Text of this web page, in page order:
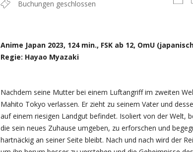
Buchungen geschlossen
Anime Japan 2023, 124 min., FSK ab 12, OmU
Regie: Hayao Myazaki
Nachdem seine Mutter bei einem Luftangriff im zweiten
Mahito Tokyo verlassen. Er zieht zu seinem Vater und
auf einem riesigen Landgut befindet. Isoliert von der Welt,
die sein neues Zuhause umgeben, zu erforschen und
hartnäckig an seiner Seite bleibt. Nach und nach wird der